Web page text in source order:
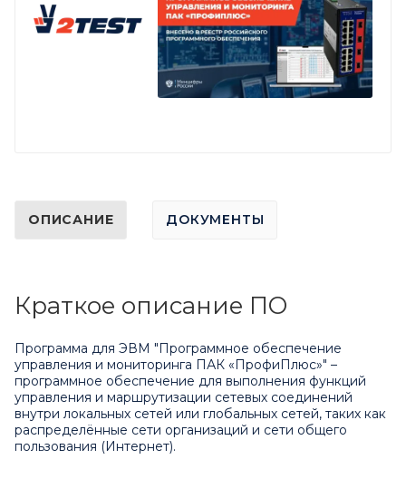
ОПИСАНИЕ ДОКУМЕНТЫ
Краткое описание ПО
Программа для ЭВМ "Программное обеспечение
управления и мониторинга ПАК «ПрофиПлюс»" –
программное обеспечение для выполнения функций
управления и маршрутизации сетевых соединений
внутри локальных сетей или глобальных сетей, таких как
распределённые сети организаций и сети общего
пользования (Интернет).